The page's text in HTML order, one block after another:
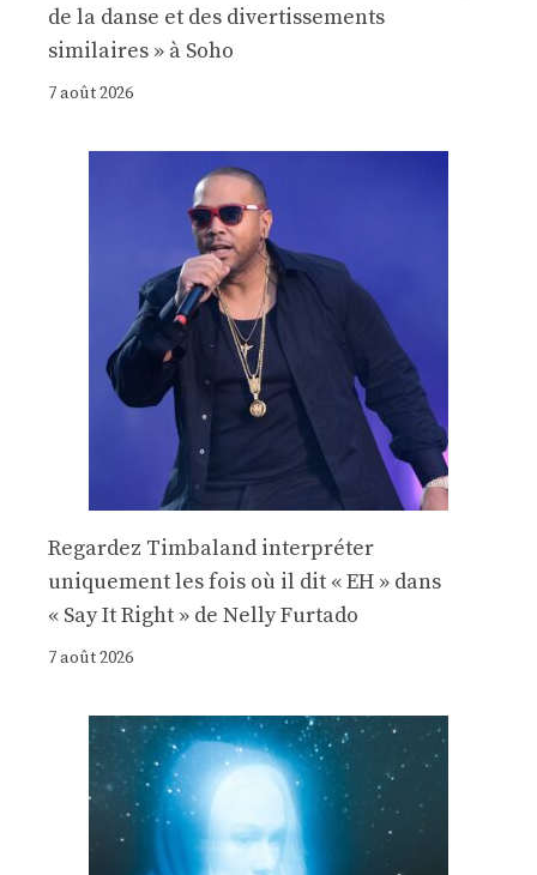
de la danse et des divertissements
similaires » à Soho
7 août 2026
Regardez Timbaland interpréter
uniquement les fois où il dit « EH » dans
« Say It Right » de Nelly Furtado
7 août 2026